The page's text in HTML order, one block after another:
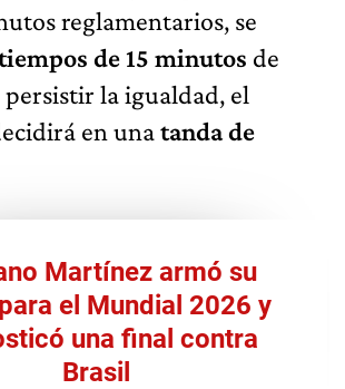
reglamentarios, se
de 15 minutos de
la igualdad, el
en unatanda de
Martínez armó su
el Mundial 2026 y
una final contra
Brasil